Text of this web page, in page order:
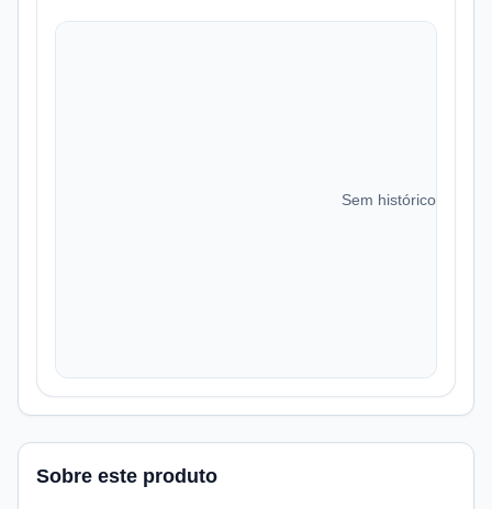
Sem histórico de
Sobre este produto